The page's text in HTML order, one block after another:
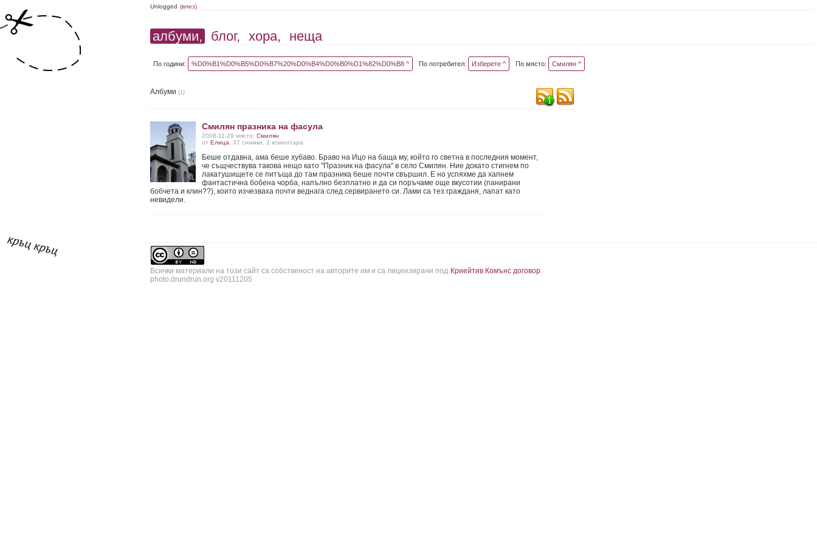
Unlogged (влез)
албуми, блог, хора, неща
По години: %D0%B1%D0%B5%D0%B7%20%D0%B4%D0%B0%D1%82%D0%B8 ^ По потребител: Изберете ^ По място: Смилян ^
Албуми (1)
Смилян празника на фасула
2008-11-29 място: Смилян
от Елица , 37 снимки, 2 коментара
Беше отдавна, ама беше хубаво. Браво на Ицо на баща му, който го светна в последния момент,
че същчествува такова нещо като "Празник на фасула" в село Смилян. Ние докато стигнем по
лакатушищете се питъща до там празника беше почти свършил. Е но успяхме да хапнем
фантастична бобена чорба, напълно безплатно и да си поръчаме още вкусотии (панирани
бобчета и клин??), които изчезваха почти веднага след сервирането си. Лами са тез гражданя, лапат като
невидели.
Всички материали на този сайт са собственост на авторите им и са лицензирани под Криейтив Комънс договор.
photo.drundrun.org v20111205